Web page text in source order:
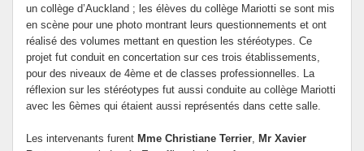
un collège d’Auckland ; les élèves du collège Mariotti se sont mis
en scène pour une photo montrant leurs questionnements et ont
réalisé des volumes mettant en question les stéréotypes. Ce
projet fut conduit en concertation sur ces trois établissements,
pour des niveaux de 4ème et de classes professionnelles. La
réflexion sur les stéréotypes fut aussi conduite au collège Mariotti
avec les 6èmes qui étaient aussi représentés dans cette salle.
Les intervenants furent Mme Christiane Terrier, Mr Xavier